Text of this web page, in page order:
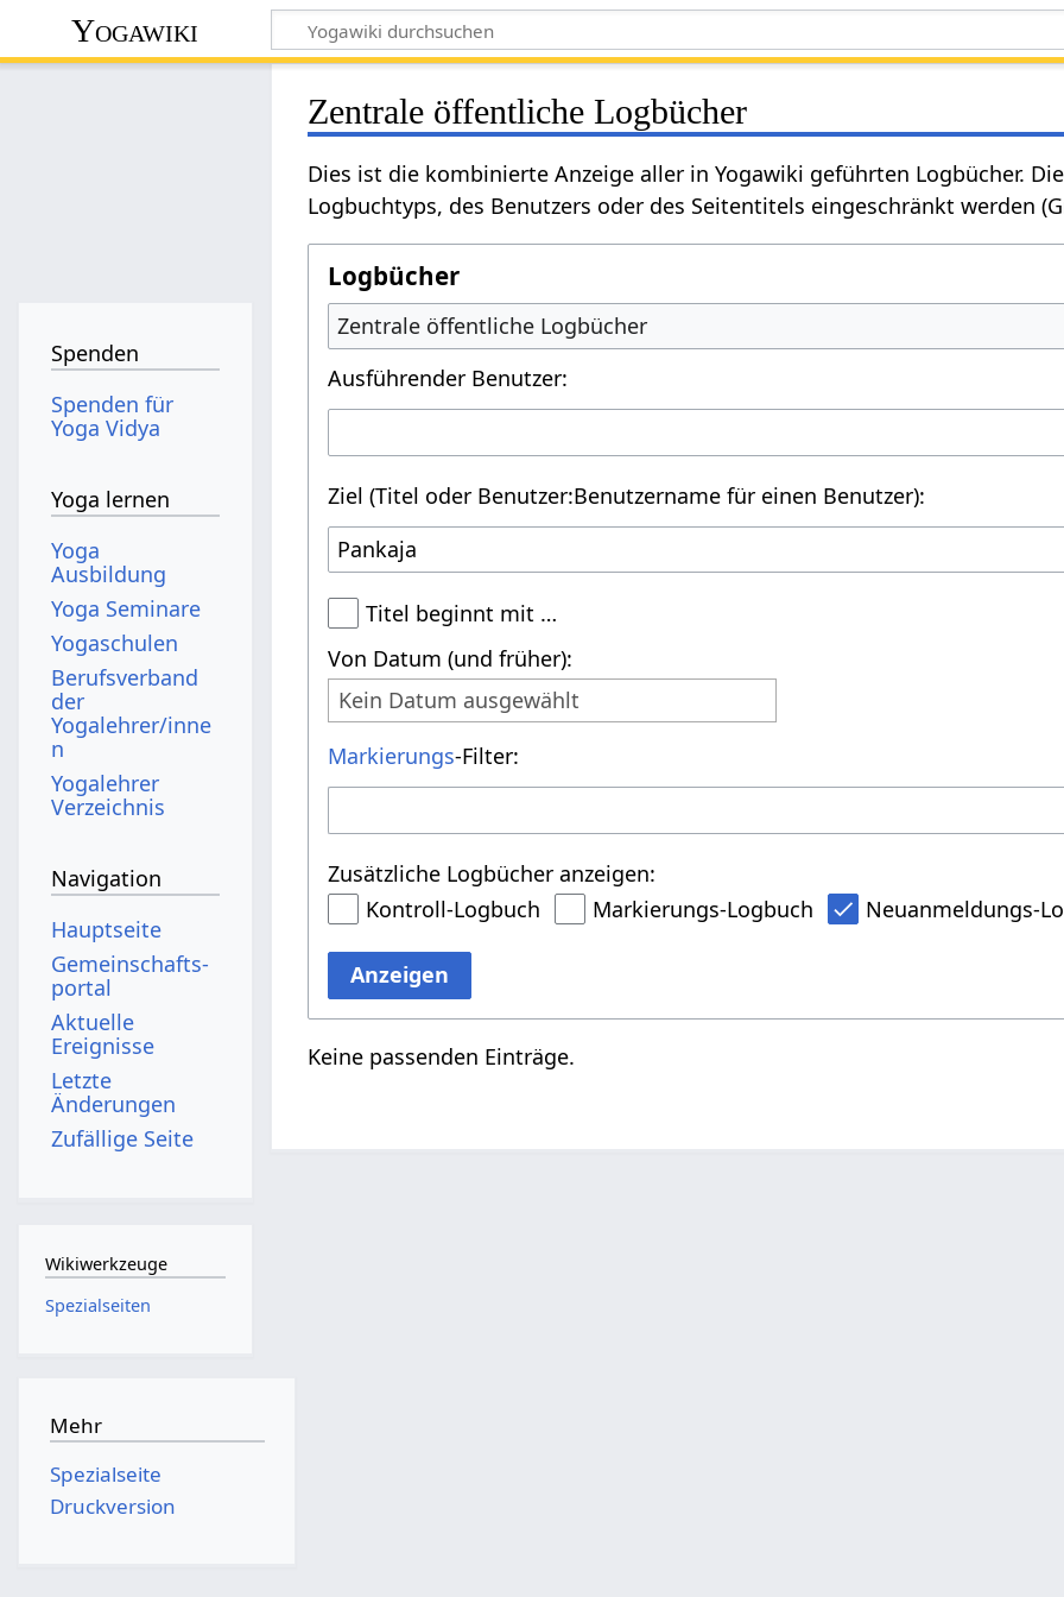
Yogawiki
Zentrale öffentliche Logbücher
Dies ist die kombinierte Anzeige aller in Yogawiki geführten Logbücher.
Logbuchtyps, des Benutzers oder des Seitentitels eingeschränkt werden
Logbücher
Zentrale öffentliche Logbücher
Ausführender Benutzer:
Ziel (Titel oder Benutzer:Benutzername für einen Benutzer):
Titel beginnt mit …
Von Datum (und früher):
Kein Datum ausgewählt
Markierungs-Filter:
Zusätzliche Logbücher anzeigen:
Kontroll-Logbuch
Markierungs-Logbuch Neuanmeldungs-
Anzeigen
Keine passenden Einträge.
Spenden
Spenden für
Yoga Vidya
Yoga lernen
Yoga
Ausbildung
Yoga Seminare
Yogaschulen
Berufsverband
der
Yogalehrer/inne
n
Yogalehrer
Verzeichnis
Navigation
Hauptseite
Gemeinschafts­
portal
Aktuelle
Ereignisse
Letzte
Änderungen
Zufällige Seite
Wikiwerkzeuge
Spezialseiten
Mehr
Spezialseite
Druckversion